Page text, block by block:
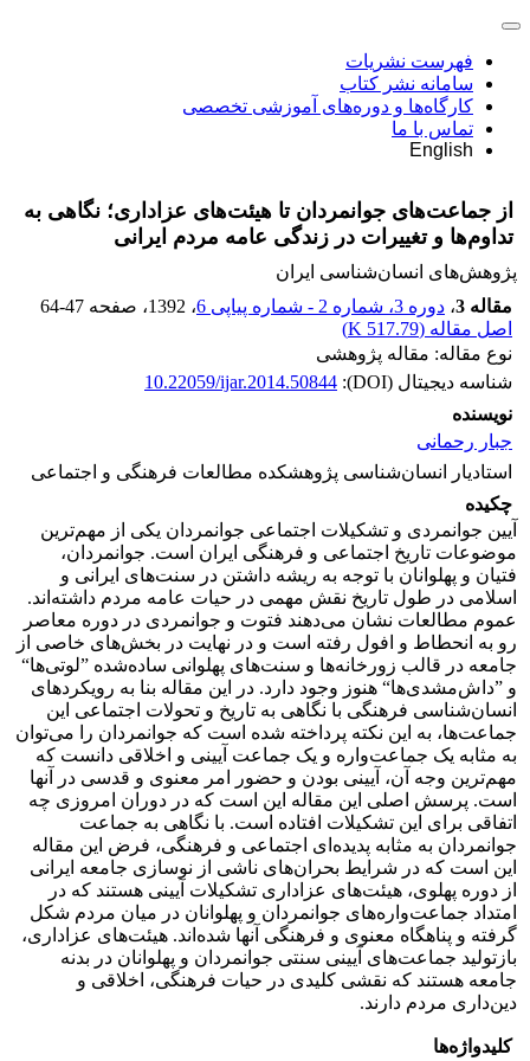
فهرست نشریات
سامانه نشر کتاب
کارگاه‌ها و دوره‌های آموزشی تخصصی
تماس با ما
English
از جماعت‌های جوانمردان تا هیئت‌های عزاداری؛ نگاهی به
تداوم‌ها و تغییرات در زندگی عامه مردم ایرانی
پژوهش‌های انسان‌شناسی ایران
مقاله 3
، دوره 3، شماره 2 - شماره پیاپی 6 ، 1392 ، صفحه 64-47
اصل مقاله (517.79 K
)
نوع مقاله: مقاله پژوهشی
شناسه دیجیتال (DOI):
10.22059/ijar.2014.50844
نویسنده
جبار رحمانی
استادیار انسان‌شناسی پژوهشکده مطالعات فرهنگی و اجتماعی
چکیده
آیین جوانمردی و تشکیلات اجتماعی جوانمردان یکی از مهم‌ترین
موضوعات تاریخ اجتماعی و فرهنگی ایران است. جوانمردان،
فتیان و پهلوانان با توجه به ریشه داشتن در سنت‌های ایرانی و
اسلامی در طول تاریخ نقش مهمی در حیات عامه مردم داشته‌اند.
عموم مطالعات نشان می‌دهند فتوت و جوانمردی در دوره معاصر
رو به انحطاط و افول رفته است و در نهایت در بخش‌های خاصی از
جامعه در قالب زورخانه‌ها و سنت‌های پهلوانی ساده‌شده ”لوتی‌ها“
و ”داش‌مشدی‌ها“ هنوز وجود دارد. در این مقاله بنا به رویکردهای
انسان‌شناسی فرهنگی با نگاهی به تاریخ و تحولات اجتماعی این
جماعت‌ها، به این نکته پرداخته شده است که جوانمردان را می‌توان
به مثابه یک جماعت‌واره و یک جماعت آیینی و اخلاقی دانست که
مهم‌ترین وجه آن، آیینی بودن و حضور امر معنوی و قدسی در آنها
است. پرسش اصلی این مقاله این است که در دوران امروزی چه
اتفاقی برای این تشکیلات افتاده است. با نگاهی به جماعت
جوانمردان به مثابه پدیده‌ای اجتماعی و فرهنگی، فرض این مقاله
این است که در شرایط بحران‌های ناشی از نوسازی جامعه ایرانی
از دوره پهلوی، هیئت‌های عزاداری تشکیلات آیینی هستند که در
امتداد جماعت‌واره‌های جوانمردان و پهلوانان در میان مردم شکل
گرفته و پناهگاه معنوی و فرهنگی آنها شده‌اند. هیئت‌های عزاداری،
بازتولید جماعت‌های آیینی سنتی جوانمردان و پهلوانان در بدنه
جامعه هستند که نقشی کلیدی در حیات فرهنگی، اخلاقی و
دین‌داری مردم دارند.
کلیدواژه‌ها